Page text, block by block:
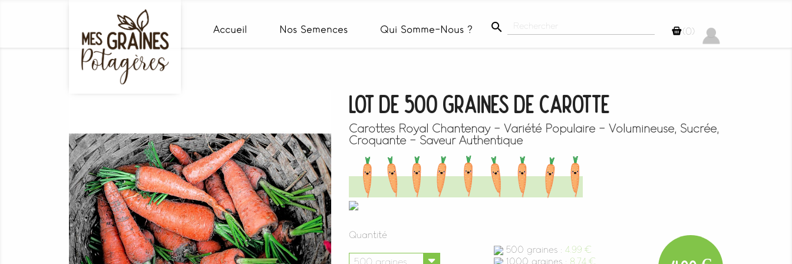
Accueil Nos Semences Qui Somme-Nous ? (0)

Lot De 500 Graines De Carotte
Carottes Royal Chantenay - Variété Populaire - Volumineuse, Sucrée,
Croquante - Saveur Authentique
Quantité
500 graines :4.99 €
1000 graines : 8.74 €